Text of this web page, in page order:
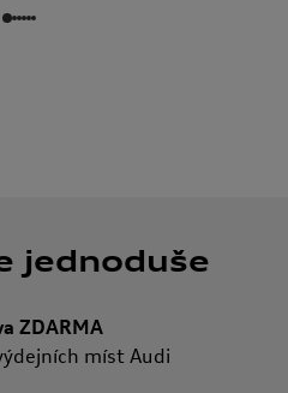
jednoduše
ZDARMA
míst Audi